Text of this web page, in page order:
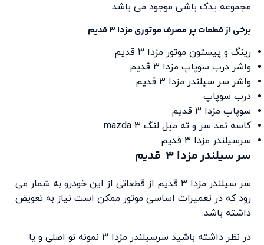
مجموعه یدک باشی موجود می باشد.
برخی از قطعات پر مصرف موتوری مزدا 3 قدیم
رینگ و پیستون موتور مزدا 3 قدیم
واشر درب سوپاپ مزدا 3 قدیم
واشر سر سیلندر مزدا 3 قدیم
درب سوپاپ
سوپاپ مزدا 3 قدیم
کاسه نمد سر و ته میل لنگ mazda 3
سرسیلندر مزدا 3 قدیم
سر سیلندر مزدا 3 قدیم
سر سیلندر مزدا 3 قدیم از قطعاتی از این خودرو به شمار می
رود که در تعمیرات اساسی موتور ممکن است نیاز به تعویض
داشته باشد.
در نظر داشته باشید سرسیلندر مزدا 3 نمونه نو اصلی و یا